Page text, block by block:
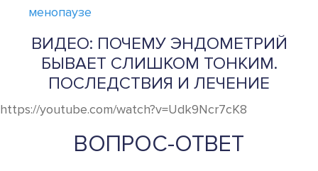
менопаузе
ВИДЕО: ПОЧЕМУ ЭНДОМЕТРИЙ
БЫВАЕТ СЛИШКОМ ТОНКИМ.
ПОСЛЕДСТВИЯ И ЛЕЧЕНИЕ
https://youtube.com/watch?v=Udk9Ncr7cK8
ВОПРОС-ОТВЕТ